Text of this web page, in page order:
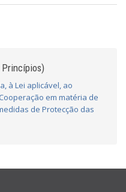
à Lei aplicável, ao
em matéria de
de Protecção das